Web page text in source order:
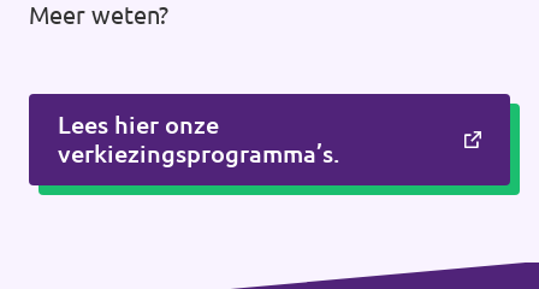
Meer weten?
Lees hier onze
verkiezingsprogramma’s.